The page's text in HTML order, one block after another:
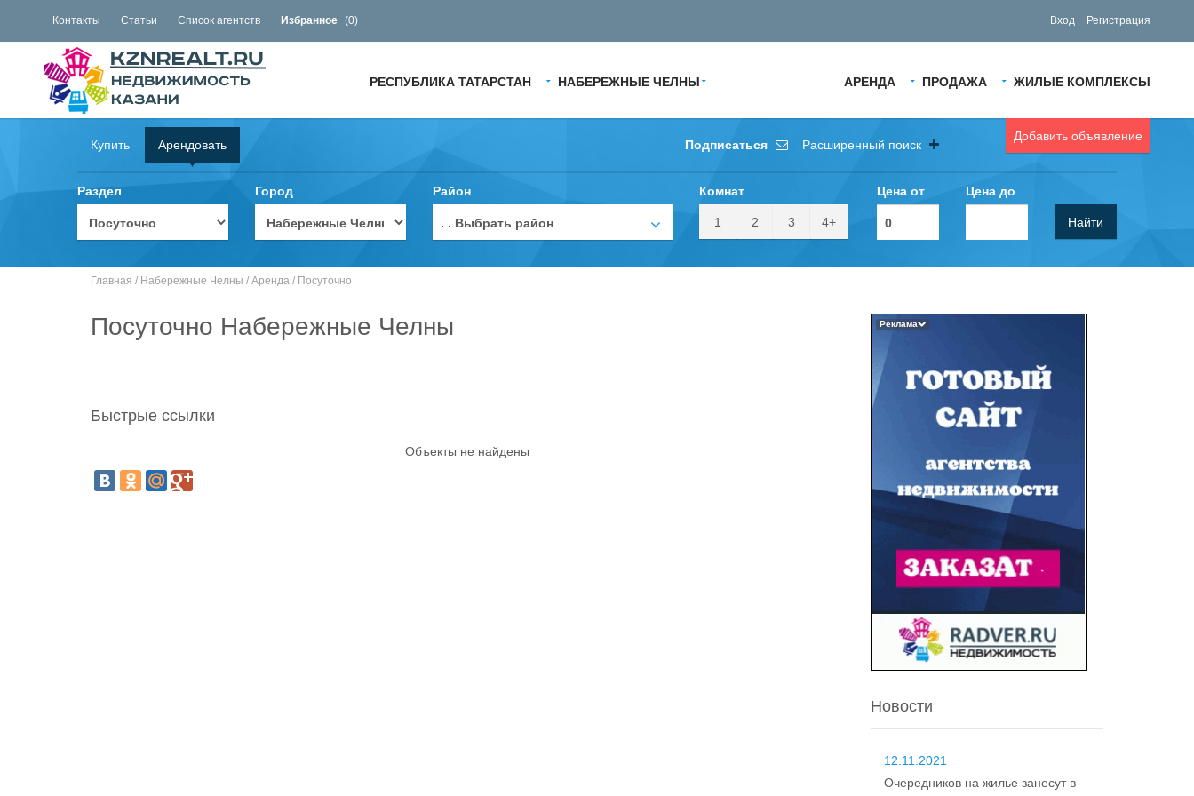
Контакты Статьи Список агентств Избранное (0) Вход Регистрация
АРЕНДА ПРОДАЖА ЖИЛЫЕ КОМПЛЕКСЫ
РЕСПУБЛИКА ТАТАРСТАН НАБЕРЕЖНЫЕ ЧЕЛНЫ
Добавить объявление
Купить Арендовать Подписаться Расширенный поиск
Раздел Город Район
. . Выбрать район
Комнат
1 2 3 4+
Цена от Цена до
Найти
Главная / Набережные Челны / Аренда / Посуточно
Посуточно Набережные Челны
Быстрые ссылки
Объекты не найдены
Реклама
Новости
12.11.2021
Очередников на жилье занесут в